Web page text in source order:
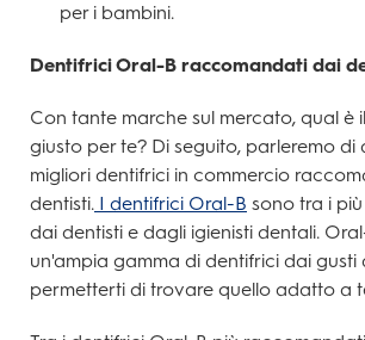
per i bambini.
Dentifrici Oral-B raccomandati dai
Con tante marche sul mercato, qual è
giusto per te? Di seguito, parleremo di
migliori dentifrici in commercio
dentisti. I dentifrici Oral-B sono tra i
dai dentisti e dagli igienisti dentali.
un'ampia gamma di dentifrici dai gusti
permetterti di trovare quello adatto a